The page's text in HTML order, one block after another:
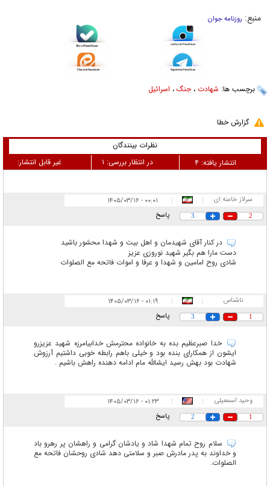
منبع: روزنامه جوان
برچسب ها: شهادت ،جنگ ، اسرائیل
گزارش خطا
نظرات بینندگان
غیر قابل انتشار:
در انتظار بررسی: ۱ انتشار یافته: ۴
سرلاز خامنه ای ۰۰:۰۱ - ۱۴۰۵/۰۳/۱۶
2
3 پاسخ
در کنار آقای شهیدمان و اهل بیت و شهدا محشور باشید
دست مارا هم بگیر شهید نوروزی عزیز
شادی روح امامین و شهدا و عرفا و اموات فاتحه مع الصلوات
ناشناس |
| ۰۱:۱۹ - ۱۴۰۵/۰۳/۱۶
1
3 پاسخ
خدا صبرعظیم بده به خانواده محترمش خدابیامرزه شهید عزیزرو
ایشون از همکارای بنده بود و خیلی باهم رابطه خوبی داشتیم آرزوش
شهادت بود بهش رسید ایشالله مام ادامه دهنده راهش باشیم .
وحید اسمعیلی |
| ۰۱:۲۳ - ۱۴۰۵/۰۳/۱۶
1
2 پاسخ
سلام روح تمام شهدا شاد و یادشان گرامی و راهشان پر رهرو باد
و خداوند به پدر مادرش صبر و سلامتی دهد شادی روحشان فاتحه مع
الصلوات.